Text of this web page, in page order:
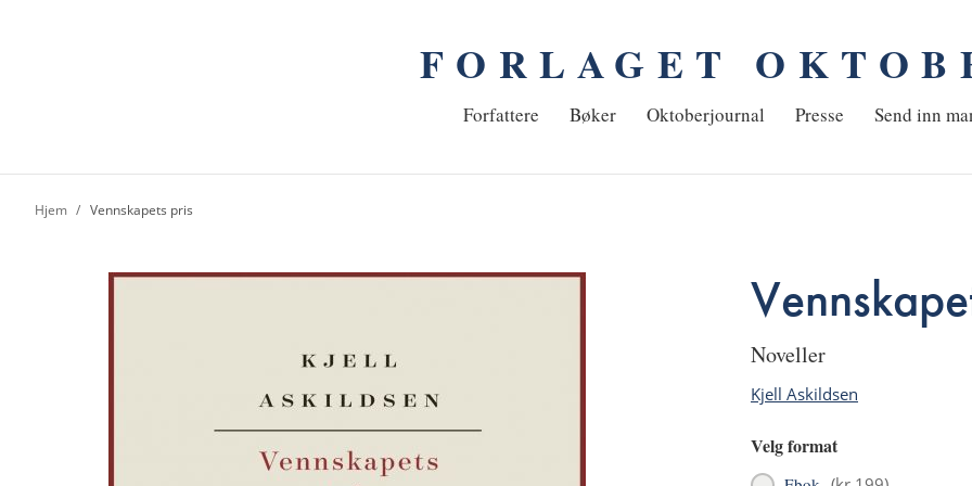
FORLAGET
Hjem
Forfattere Bøker Oktoberjournal Presse Send inn
Hjem Vennskapets pris
noveller
Kjell Askildsen
Velg format